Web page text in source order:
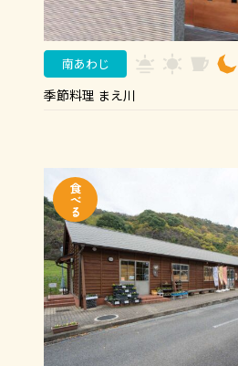
南あわじ
季節料理 まえ川